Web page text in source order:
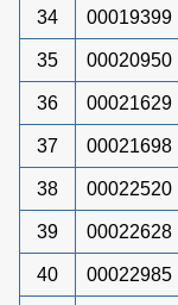
34 00019399
35 00020950
36 00021629
37 00021698
38 00022520
39 00022628
40 00022985